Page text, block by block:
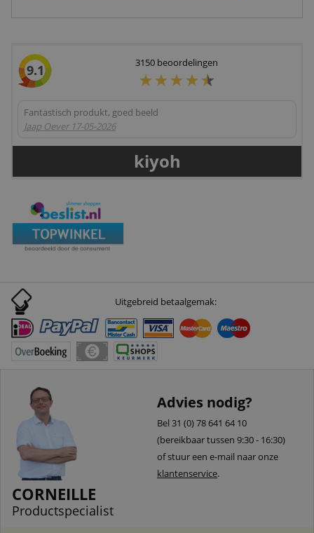
9.1 3150 beoordelingen
Fantastisch produkt, goed beeld
Jaap Oever 17-05-2026
kiyoh
Uitgebreid betaalgemak:
CORNEILLE
Productspecialist
Advies nodig?
Bel 31 (0) 78 641 64 10
(bereikbaar tussen 9:30 - 16:30)
of stuur een e-mail naar onze
klantenservice.